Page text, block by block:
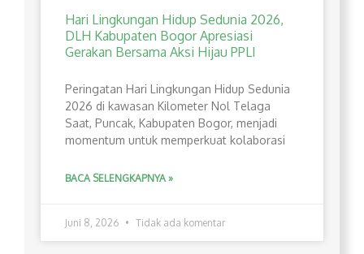
Hari Lingkungan Hidup Sedunia 2026,
DLH Kabupaten Bogor Apresiasi
Gerakan Bersama Aksi Hijau PPLI
Peringatan Hari Lingkungan Hidup Sedunia
2026 di kawasan Kilometer Nol Telaga
Saat, Puncak, Kabupaten Bogor, menjadi
momentum untuk memperkuat kolaborasi
BACA SELENGKAPNYA »
Juni 8, 2026 Tidak ada komentar